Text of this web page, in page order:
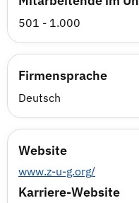
501 - 1.000
Firmensprache
Deutsch
Website
www.z-u-g.org/
Karriere-Website